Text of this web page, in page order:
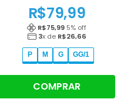
R$79,99
R$75,99 5% off
3x de R$26,66
P M G GG/1
COMPRAR